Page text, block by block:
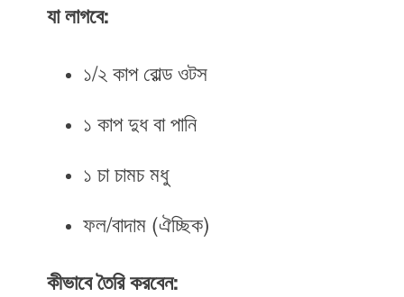
যা লাগবে:
১/২ কাপ রোল্ড ওটস
১ কাপ দুধ বা পানি
১ চা চামচ মধু
ফল/বাদাম (ঐচ্ছিক)
কীভাবে তৈরি করবেন: